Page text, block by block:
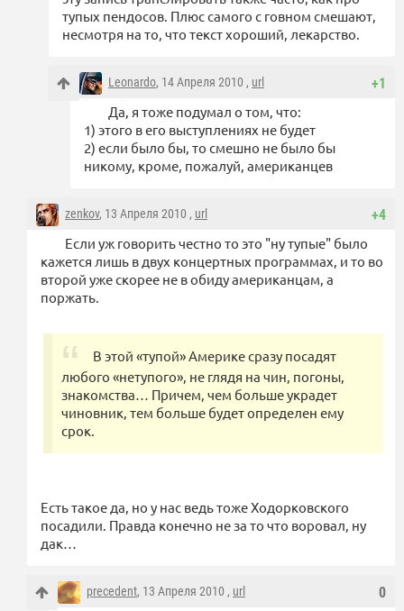
тупых пендосов. Плюс самого с говном смешают,
несмотря на то, что текст хороший, лекарство.
+1
Leonardo, 14 Апреля 2010 , url
Да, я тоже подумал о том, что:
1) этого в его выступлениях не будет
2) если было бы, то смешно не было бы
никому, кроме, пожалуй, американцев
+4
zenkov, 13 Апреля 2010 , url
Если уж говорить честно то это "ну тупые" было
кажется лишь в двух концертных программах, и то во
второй уже скорее не в обиду американцам, а
поржать.
В этой «тупой» Америке сразу посадят
любого «нетупого», не глядя на чин, погоны,
знакомства… Причем, чем больше украдет
чиновник, тем больше будет определен ему
срок.
Есть такое да, но у нас ведь тоже Ходорковского
посадили. Правда конечно не за то что воровал, ну
дак…
0
precedent, 13 Апреля 2010 , url